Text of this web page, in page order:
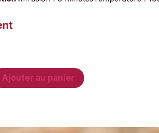
Ajouter au panier